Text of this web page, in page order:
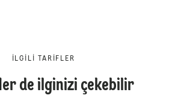
İLGILI TARIFLER
de ilginizi çekebilir